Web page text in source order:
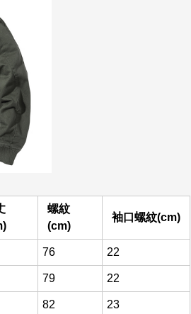
螺紋
(cm)
袖口螺紋(cm)
76 22
79 22
82 23